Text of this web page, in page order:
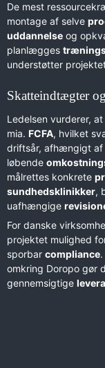
De mest
montage af selve
uddannelse og
planlægges
understøtter
Skatteindtægter
Ledelsen vurderer,
mia. FCFA, hvilket
driftsår, afhængigt af
løbende
målrettes konkrete
sundhedsklinikker,
uafhængige
For danske
projektet mulighed
sporbar compliance
omkring Doropo gør
gennemsigtige